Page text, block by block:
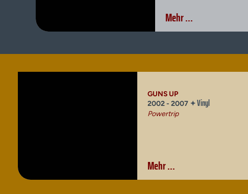
Mehr ...
GUNS UP
2002 - 2007 ✦Vinyl
Powertrip
Mehr ...